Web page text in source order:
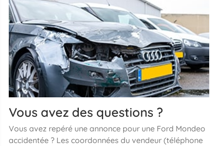
Vous avez des questions ?
Vous avez repéré une annonce pour une Ford Mondeo
accidentée ? Les coordonnées du vendeur (téléphone